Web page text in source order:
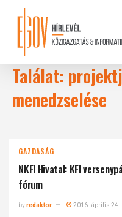
content
Találat:
menedzselése
GAZDASÁG
NKFI Hivatal: KFI
fórum
byredaktor 2016. április 24.